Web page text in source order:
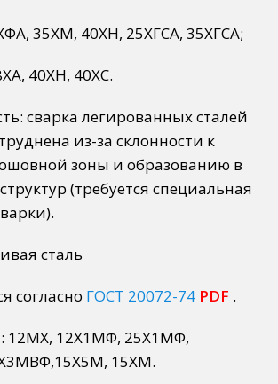
35ХМ, 40ХН, 25ХГСА, 35ХГСА;
40ХН, 40ХС.
cварка легированных сталей
из-за склонности к
зоны и образованию в
(требуется специальная
сталь
согласно ГОСТ 20072-74 PDF .
12МХ, 12Х1МФ, 25Х1МФ,
15ХМ.